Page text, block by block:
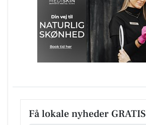
Få lokale nyheder GRATIS